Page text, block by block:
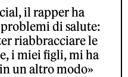
il rapper ha
di salute:
riabbracciare le
i miei figli, mi ha
un altro modo»